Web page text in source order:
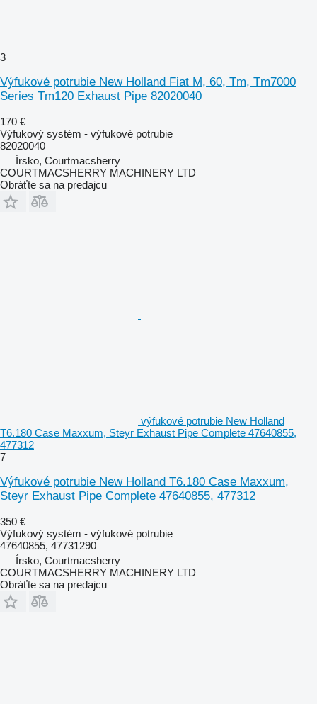
3
Výfukové potrubie New Holland Fiat M, 60, Tm, Tm7000
Series Tm120 Exhaust Pipe 82020040
170 €
Výfukový systém - výfukové potrubie
82020040
Írsko, Courtmacsherry
COURTMACSHERRY MACHINERY LTD
Obráťte sa na predajcu
výfukové potrubie New Holland
T6.180 Case Maxxum, Steyr Exhaust Pipe Complete 47640855,
477312
7
Výfukové potrubie New Holland T6.180 Case Maxxum,
Steyr Exhaust Pipe Complete 47640855, 477312
350 €
Výfukový systém - výfukové potrubie
47640855, 47731290
Írsko, Courtmacsherry
COURTMACSHERRY MACHINERY LTD
Obráťte sa na predajcu